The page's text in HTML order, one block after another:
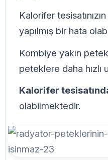
Kalorifer
yapılmış bir hata
Kombiye yakın
peteklere daha hızlı
Kalorifer
olabilmektedir.